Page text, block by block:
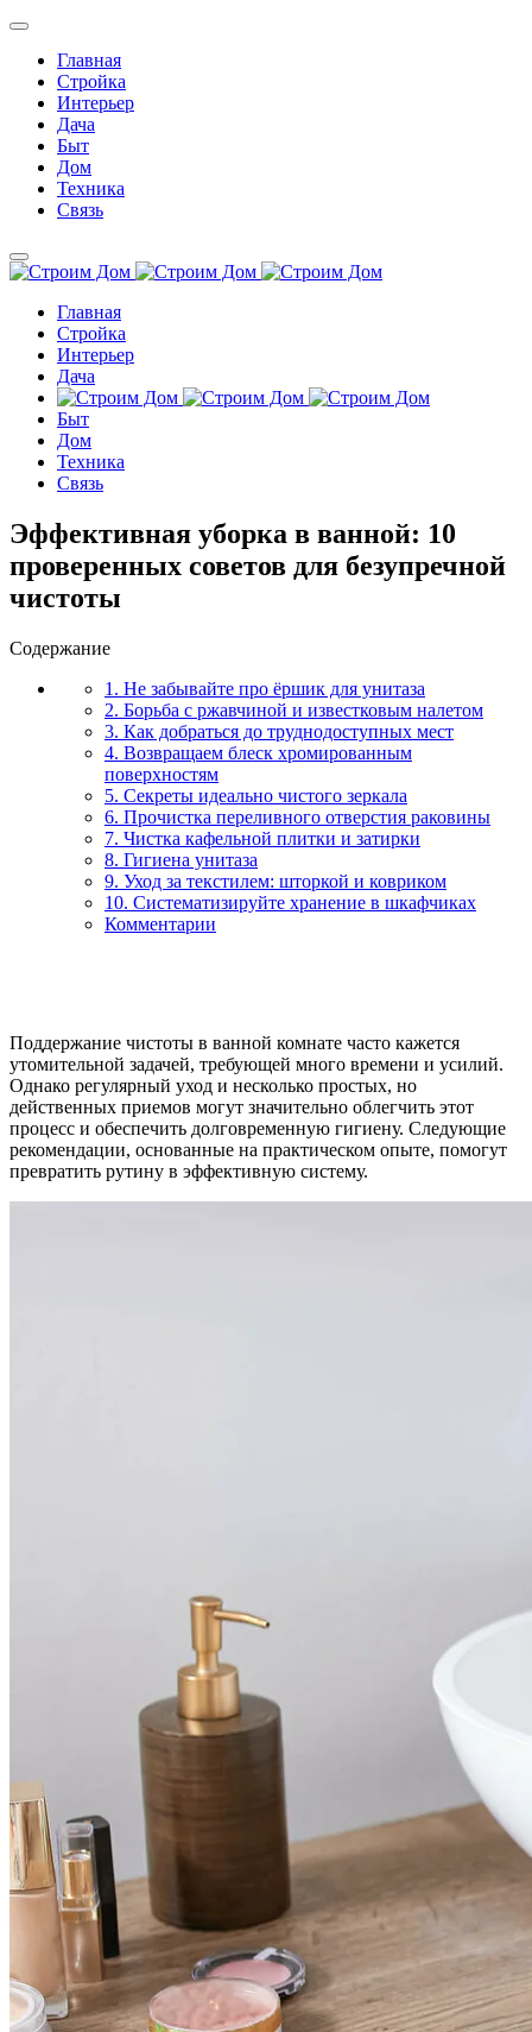
Главная
Стройка
Интерьер
Дача
Быт
Дом
Техника
Связь
Главная
Стройка
Интерьер
Дача
Быт
Дом
Техника
Связь
Эффективная уборка в ванной: 10
проверенных советов для безупречной
чистоты
Содержание
1. Не забывайте про ёршик для унитаза
2. Борьба с ржавчиной и известковым налетом
3. Как добраться до труднодоступных мест
4. Возвращаем блеск хромированным
поверхностям
5. Секреты идеально чистого зеркала
6. Прочистка переливного отверстия раковины
7. Чистка кафельной плитки и затирки
8. Гигиена унитаза
9. Уход за текстилем: шторкой и ковриком
10. Систематизируйте хранение в шкафчиках
Комментарии
Поддержание чистоты в ванной комнате часто кажется
утомительной задачей, требующей много времени и усилий.
Однако регулярный уход и несколько простых, но
действенных приемов могут значительно облегчить этот
процесс и обеспечить долговременную гигиену. Следующие
рекомендации, основанные на практическом опыте, помогут
превратить рутину в эффективную систему.